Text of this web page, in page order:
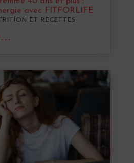
avec FITFORLIFE
ET RECETTES